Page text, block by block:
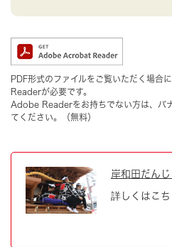
PDF形式のファイルをご覧いただく場
Readerが必要です。
Adobe Readerをお持ちでない方は、バ
てください。（無料）
岸和田だんじ
詳しくはこち